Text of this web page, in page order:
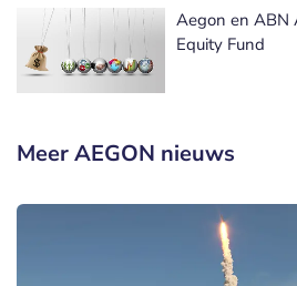
Aegon en ABN
Equity Fund
Meer AEGON nieuws